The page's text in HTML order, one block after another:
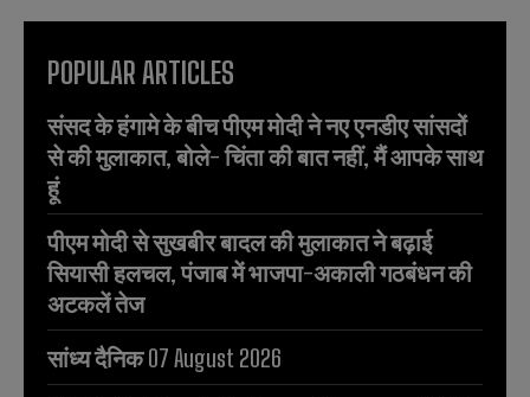
POPULAR ARTICLES
संसद के हंगामे के बीच पीएम मोदी ने नए एनडीए सांसदों
से की मुलाकात, बोले- चिंता की बात नहीं, मैं आपके साथ
हूं
पीएम मोदी से सुखबीर बादल की मुलाकात ने बढ़ाई
सियासी हलचल, पंजाब में भाजपा-अकाली गठबंधन की
अटकलें तेज
सांध्य दैनिक 07 August 2026